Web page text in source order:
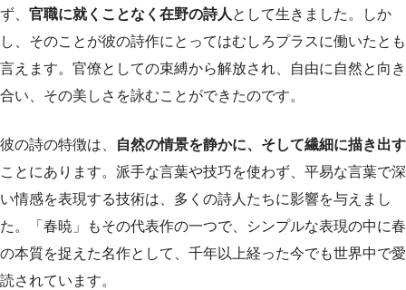
ず、 官職に就くことなく在野の詩人 として生きました。しか
し、そのことが彼の詩作にとってはむしろプラスに働いたとも
言えます。官僚としての束縛から解放され、自由に自然と向き
合い、その美しさを詠むことができたのです。
彼の詩の特徴は、
自然の情景を静かに、そして繊細に描き出す
ことにあります。派手な言葉や技巧を使わず、平易な言葉で深
い情感を表現する技術は、多くの詩人たちに影響を与えまし
た。「春暁」もその代表作の一つで、シンプルな表現の中に春
の本質を捉えた名作として、千年以上経った今でも世界中で愛
読されています。